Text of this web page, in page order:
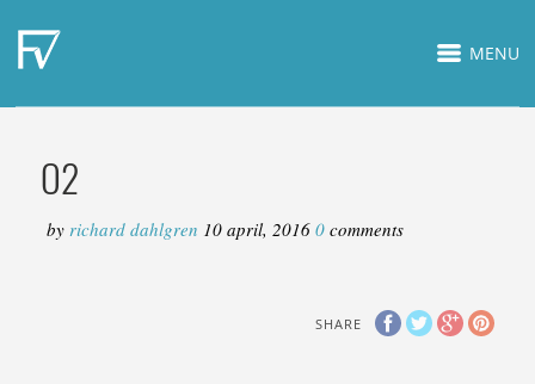
MENU
O2
byrichard dahlgren 10 april, 2016 0comments
SHARE